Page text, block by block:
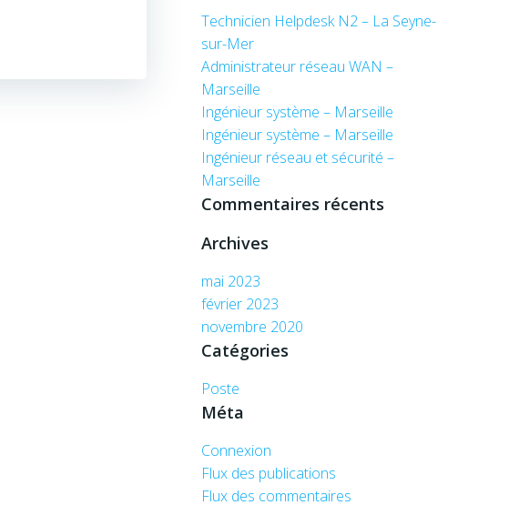
Technicien Helpdesk N2 – La Seyne-
sur-Mer
Administrateur réseau WAN –
Marseille
Ingénieur système – Marseille
Ingénieur système – Marseille
Ingénieur réseau et sécurité –
Marseille
Commentaires récents
Archives
mai 2023
février 2023
novembre 2020
Catégories
Poste
Méta
Connexion
Flux des publications
Flux des commentaires